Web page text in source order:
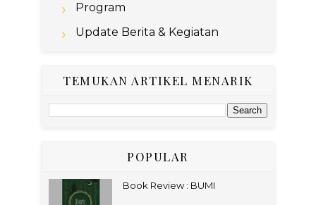
Program
Update Berita & Kegiatan
TEMUKAN ARTIKEL MENARIK
POPULAR
Book Review : BUMI